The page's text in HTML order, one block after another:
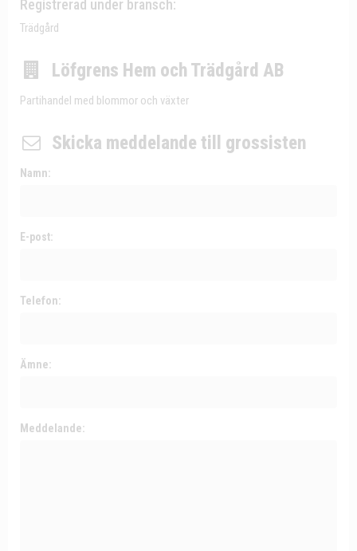
Registrerad under bransch:
Trädgård
Löfgrens Hem och Trädgård AB
Partihandel med blommor och växter
Skicka meddelande till grossisten
Namn:
E-post:
Telefon:
Ämne:
Meddelande: